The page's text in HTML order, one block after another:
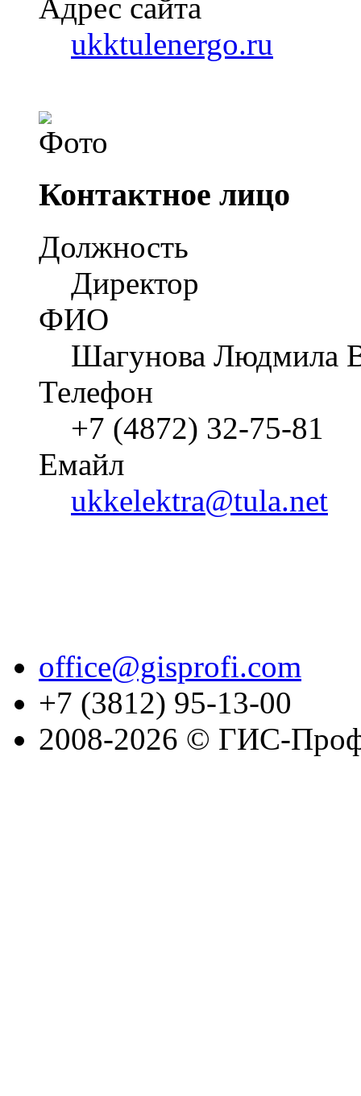
Адрес сайта
ukktulenergo.ru
Контактное лицо
Должность
Директор
ФИО
Шагунова Людмила
Телефон
+7 (4872) 32-75-81
Емайл
ukkelektra@tula.net
office@gisprofi.com
+7 (3812) 95-13-00
2008-2026 © ГИС-